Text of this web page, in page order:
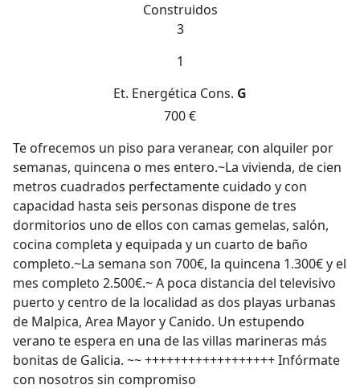
Construidos
3
1
Et. Energética Cons. G
700 €
Te ofrecemos un piso para veranear, con alquiler por
semanas, quincena o mes entero.~La vivienda, de cien
metros cuadrados perfectamente cuidado y con
capacidad hasta seis personas dispone de tres
dormitorios uno de ellos con camas gemelas, salón,
cocina completa y equipada y un cuarto de baño
completo.~La semana son 700€, la quincena 1.300€ y el
mes completo 2.500€.~ A poca distancia del televisivo
puerto y centro de la localidad as dos playas urbanas
de Malpica, Area Mayor y Canido. Un estupendo
verano te espera en una de las villas marineras más
bonitas de Galicia. ~~ ++++++++++++++++++ Infórmate
con nosotros sin compromiso